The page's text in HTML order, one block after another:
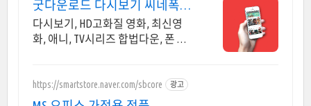
굿다운로드 다시보기 씨네폭스
중드 일드 30%할인
다시보기, HD고화질 영화, 최신영
화, 애니, TV시리즈 합법다운, 폰 감
https://smartstore.naver.com/sbcore 광고